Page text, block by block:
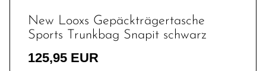
New Looxs Gepäckträgertasche
Sports Trunkbag Snapit schwarz
125,95 EUR